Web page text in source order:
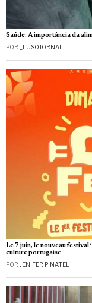
Saúde: A importância da
POR _LUSOJORNAL
Le 7 juin, le nouveau festival
culture portugaise
POR JENIFER PINATEL